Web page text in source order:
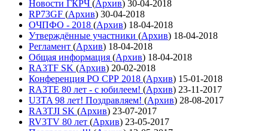
Новости ГКРЧ (Архив) 30-04-2018
RP73GF (Архив) 30-04-2018
ОЧПФО - 2018 (Архив) 18-04-2018
Утверждённые участники (Архив) 18-04-2018
Регламент (Архив) 18-04-2018
Общая информация (Архив) 18-04-2018
RA3TF SK (Архив) 20-02-2018
Конференция РО СРР 2018 (Архив) 15-01-2018
RA3TE 80 лет - с юбилеем! (Архив) 23-11-2017
U3TA 98 лет! Поздравляем! (Архив) 28-08-2017
RA3TJI SK (Архив) 23-07-2017
RV3TV 80 лет (Архив) 23-05-2017